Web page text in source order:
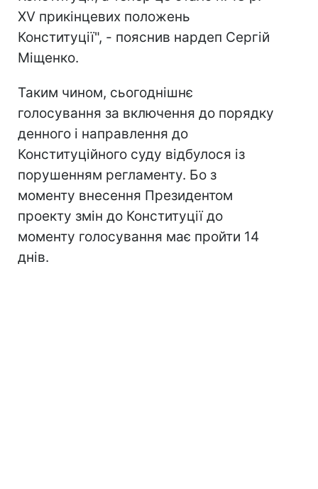
ХV прикінцевих положень
Конституції", - пояснив нардеп Сергій
Міщенко.
Таким чином, сьогоднішнє
голосування за включення до порядку
денного і направлення до
Конституційного суду відбулося із
порушенням регламенту. Бо з
моменту внесення Президентом
проекту змін до Конституції до
моменту голосування має пройти 14
днів.